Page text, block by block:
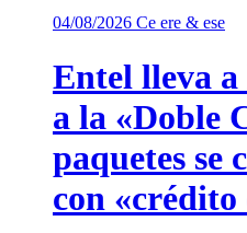
04/08/2026 Ce ere & ese
Entel lleva a
a la «Doble
paquetes se
con «crédito